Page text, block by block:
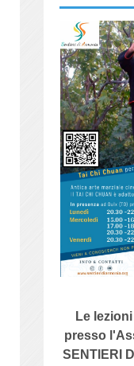
Le
presso
SENTIERI